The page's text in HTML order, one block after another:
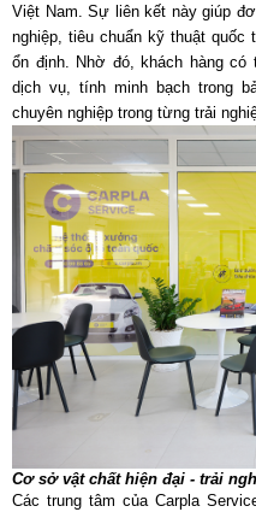
Việt Nam. Sự liên kết này giúp
nghiệp, tiêu chuẩn kỹ thuật quốc
ổn định. Nhờ đó, khách hàng
dịch vụ, tính minh bạch trong
chuyên nghiệp trong từng trải
Cơ sở vật chất hiện đại - trải
Các trung tâm của Carpla